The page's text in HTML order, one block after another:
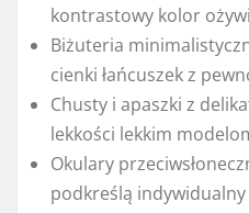
kontrastowy kolor
Biżuteria
cienki łańcuszek z
Chusty i apaszki z
lekkości lekkim
Okulary
podkreślą indywidualny